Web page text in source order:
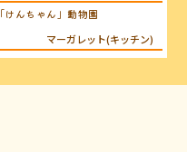
「けんちゃん」動物園
マーガレット(キッチン)